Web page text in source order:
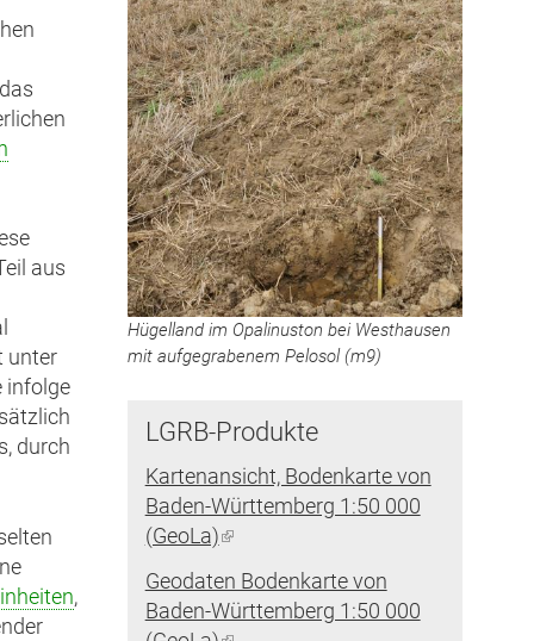
extern)
aus
unter
infolge
durch
,
Hügelland im Opalinuston bei Westhausen
mit aufgegrabenem Pelosol (m9)
LGRB-Produkte
Kartenansicht, Bodenkarte von
Baden-Württemberg 1:50 000
(GeoLa)(Link
extern)
Geodaten Bodenkarte von
Baden-Württemberg 1:50 000